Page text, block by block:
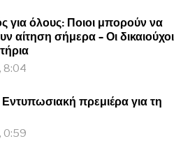
για όλους: Ποιοι μπορούν να
αίτηση σήμερα – Οι δικαιούχοι
8:04
πρεμιέρα για τη
0:59